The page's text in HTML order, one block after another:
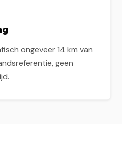
ongeveer 14 km van
geen